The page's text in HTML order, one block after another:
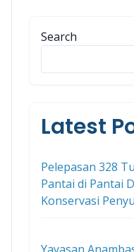
Search
Latest
Pelepasan 328
Pantai di Pantai
Konservasi